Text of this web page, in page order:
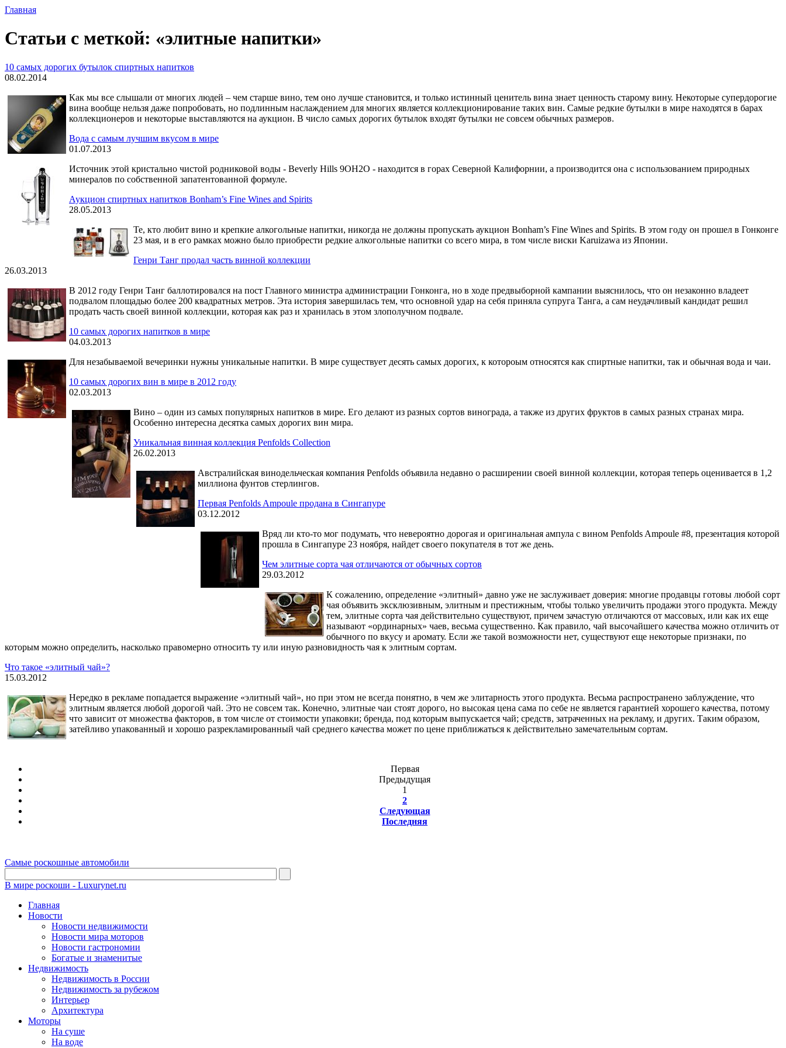
Главная
Статьи с меткой: «элитные напитки»
10 самых дорогих бутылок спиртных напитков
08.02.2014
Как мы все слышали от многих людей – чем старше вино, тем оно лучше становится, и только истинный ценитель вина знает ценность старому вину. Некоторые супердорогие
вина вообще нельзя даже попробовать, но подлинным наслаждением для многих является коллекционирование таких вин. Самые редкие бутылки в мире находятся в барах
коллекционеров и некоторые выставляются на аукцион. В число самых дорогих бутылок входят бутылки не совсем обычных размеров.
Вода с самым лучшим вкусом в мире
01.07.2013
Источник этой кристально чистой родниковой воды - Beverly Hills 9OH2O - находится в горах Северной Калифорнии, а производится она с использованием природных
минералов по собственной запатентованной формуле.
Аукцион спиртных напитков Bonham’s Fine Wines and Spirits
28.05.2013
Те, кто любит вино и крепкие алкогольные напитки, никогда не должны пропускать аукцион Bonham’s Fine Wines and Spirits. В этом году он прошел в Гонконге
23 мая, и в его рамках можно было приобрести редкие алкогольные напитки со всего мира, в том числе виски Karuizawa из Японии.
Генри Танг продал часть винной коллекции
26.03.2013
В 2012 году Генри Танг баллотировался на пост Главного министра администрации Гонконга, но в ходе предвыборной кампании выяснилось, что он незаконно владеет
подвалом площадью более 200 квадратных метров. Эта история завершилась тем, что основной удар на себя приняла супруга Танга, а сам неудачливый кандидат решил
продать часть своей винной коллекции, которая как раз и хранилась в этом злополучном подвале.
10 самых дорогих напитков в мире
04.03.2013
Для незабываемой вечеринки нужны уникальные напитки. В мире существует десять самых дорогих, к котороым относятся как спиртные напитки, так и обычная вода и чаи.
10 самых дорогих вин в мире в 2012 году
02.03.2013
Вино – один из самых популярных напитков в мире. Его делают из разных сортов винограда, а также из других фруктов в самых разных странах мира.
Особенно интересна десятка самых дорогих вин мира.
Уникальная винная коллекция Penfolds Collection
26.02.2013
Австралийская винодельческая компания Penfolds объявила недавно о расширении своей винной коллекции, которая теперь оценивается в 1,2
миллиона фунтов стерлингов.
Первая Penfolds Ampoule продана в Сингапуре
03.12.2012
Вряд ли кто-то мог подумать, что невероятно дорогая и оригинальная ампула с вином Penfolds Ampoule #8, презентация которой
прошла в Сингапуре 23 ноября, найдет своего покупателя в тот же день.
Чем элитные сорта чая отличаются от обычных сортов
29.03.2012
К сожалению, определение «элитный» давно уже не заслуживает доверия: многие продавцы готовы любой сорт
чая объявить эксклюзивным, элитным и престижным, чтобы только увеличить продажи этого продукта. Между
тем, элитные сорта чая действительно существуют, причем зачастую отличаются от массовых, или как их еще
называют «ординарных» чаев, весьма существенно. Как правило, чай высочайшего качества можно отличить от
обычного по вкусу и аромату. Если же такой возможности нет, существуют еще некоторые признаки, по
которым можно определить, насколько правомерно относить ту или иную разновидность чая к элитным сортам.
Что такое «элитный чай»?
15.03.2012
Нередко в рекламе попадается выражение «элитный чай», но при этом не всегда понятно, в чем же элитарность этого продукта. Весьма распространено заблуждение, что
элитным является любой дорогой чай. Это не совсем так. Конечно, элитные чаи стоят дорого, но высокая цена сама по себе не является гарантией хорошего качества, потому
что зависит от множества факторов, в том числе от стоимости упаковки; бренда, под которым выпускается чай; средств, затраченных на рекламу, и других. Таким образом,
затейливо упакованный и хорошо разрекламированный чай среднего качества может по цене приближаться к действительно замечательным сортам.
Первая
Предыдущая
1
2
Следующая
Последняя
Самые роскошные автомобили
В мире роскоши - Luxurynet.ru
Главная
Новости
Новости недвижимости
Новости мира моторов
Новости гастрономии
Богатые и знаменитые
Недвижимость
Недвижимость в России
Недвижимость за рубежом
Интерьер
Архитектура
Моторы
На суше
На воде